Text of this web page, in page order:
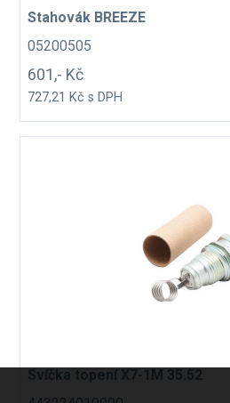
Stahovák BREEZE
05200505
601,- Kč
727,21 Kč s DPH
Svíčka topení X7-1M 35.52